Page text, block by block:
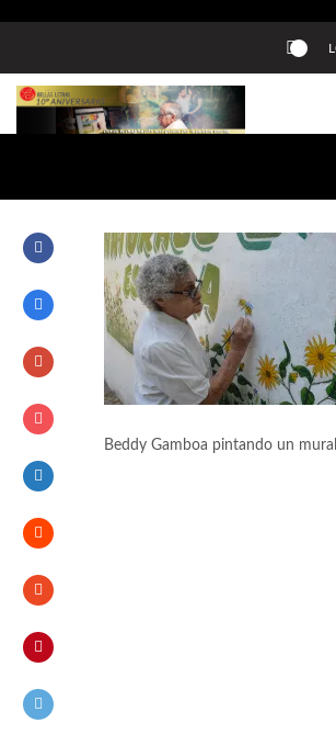
Beddy Gamboa pintando un